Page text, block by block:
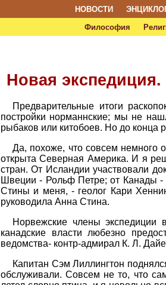
НОВОСТИ
Философия
Новая
Предварительные итоги
постройки норманнские; мы не
рыбаков или китобоев. Но до
Да, похоже, что совсем немного
открыта Северная Америка. И я
стран. От Исландии участвовали
Швеции - Рольф Петре; от Канады -
Стины и меня, - геолог Кари
руководила Анна Стина.
Норвежские члены
канадские власти любезно
ведомства- контр-адмирал К. Л.
Капитан Сэм Лиллингтон
обслуживали. Совсем не то, что